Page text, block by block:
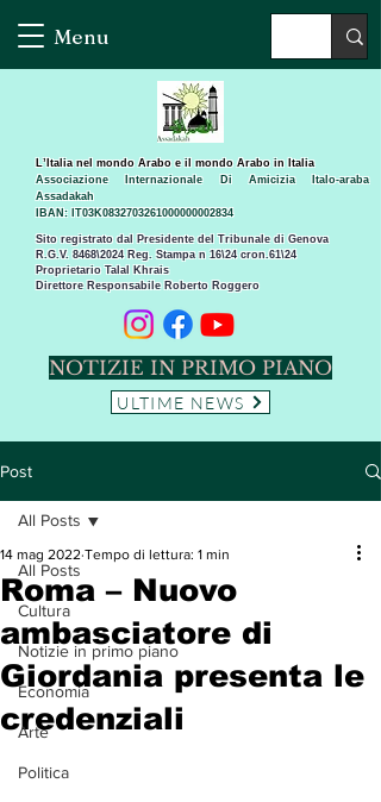
Menu
Sito registrato dal Presidente del Tribunale di Genova
R.G.V. 8468\2024 Reg. Stampa n 16\24 cron.61\24 ​
Proprietario Talal Khrais
Direttore Responsabile Roberto Roggero
L’Italia nel mondo Arabo e il mondo Arabo in Italia
Associazione Internazionale Di Amicizia Italo-araba
Assadakah
IBAN: IT03K0832703261000000002834
NOTIZIE IN PRIMO PIANO
ULTIME NEWS
Post
All Posts
Cultura
Notizie in primo piano
Economia
Arte
Politica
All Posts
Roma – Nuovo
ambasciatore di
Giordania presenta le
credenziali
14 mag 2022 Tempo di lettura: 1 min